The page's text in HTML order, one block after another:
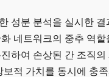
성분 분석을 실시한
네트워크의 중추 역
하여 손상된 간 조직의
보적 가치를 동시에 충